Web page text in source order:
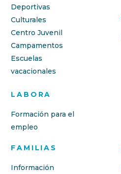
Deportivas
Culturales
Centro Juvenil
Campamentos
Escuelas
vacacionales
LABORA
Formación para el
empleo
FAMILIAS
Información